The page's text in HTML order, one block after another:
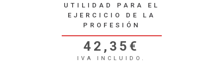
UTILIDAD PARA EL
EJERCICIO DE LA
PROFESIÓN
42,35 €
IVA INCLUIDO.